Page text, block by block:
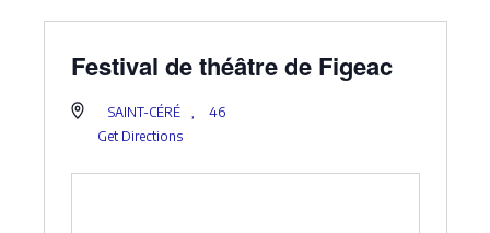
Festival de théâtre de Figeac
SAINT-CÉRÉ ,
46
Get Directions